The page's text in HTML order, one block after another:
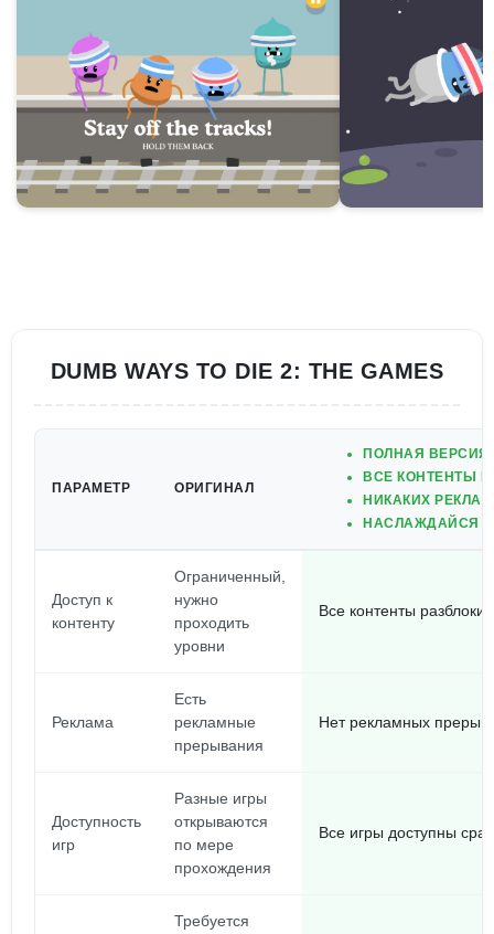
DUMB WAYS TO DIE 2: THE GAMES
ПАРАМЕТР ОРИГИНАЛ
ПОЛНАЯ ВЕРСИЯ
ВСЕ КОНТЕНТЫ
НИКАКИХ
НАСЛАЖДАЙСЯ
Доступ к
контенту
Ограниченный,
нужно
проходить
уровни
Все контенты
Реклама
Есть
рекламные
прерывания
Нет рекламных
Доступность
игр
Разные игры
открываются
по мере
прохождения
Все игры доступны
Требуется